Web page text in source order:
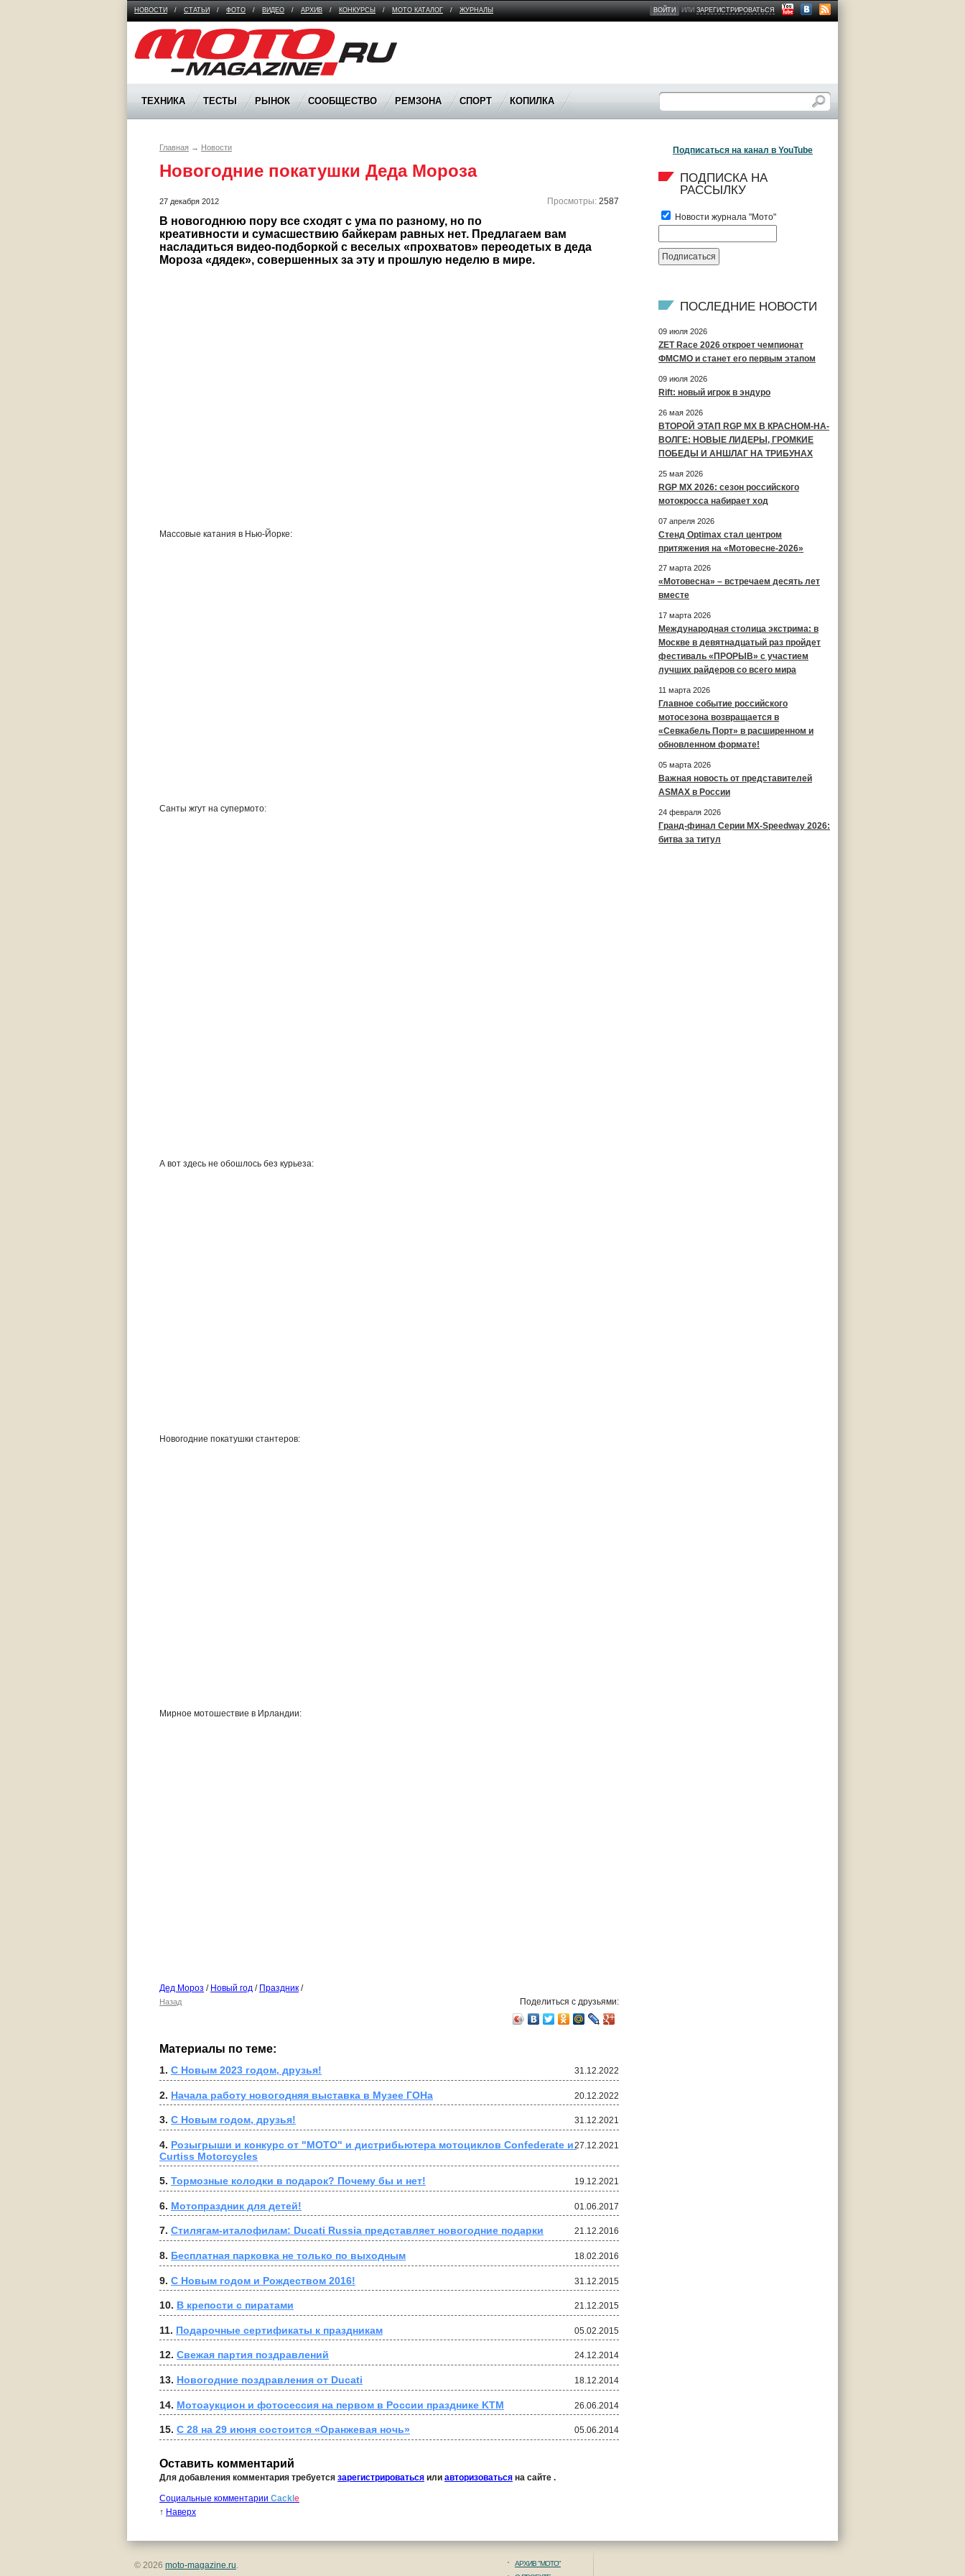
НОВОСТИ / СТАТЬИ / ФОТО / ВИДЕО / АРХИВ / КОНКУРСЫ / МОТО КАТАЛОГ / ЖУРНАЛЫ ВОЙТИ ИЛИЗАРЕГИСТРИРОВАТЬСЯ
Moto Magazine
ТЕХНИКА ТЕСТЫ РЫНОК СООБЩЕСТВО РЕМЗОНА СПОРТ КОПИЛКА
Главная → Новости
Новогодние покатушки Деда Мороза
Просмотры: 2587
27 декабря 2012
В новогоднюю пору все сходят с ума по разному, но по
креативности и сумасшествию байкерам равных нет. Предлагаем вам
насладиться видео-подборкой с веселых «прохватов» переодетых в деда
Мороза «дядек», совершенных за эту и прошлую неделю в мире.
Массовые катания в Нью-Йорке:
Санты жгут на супермото:
А вот здесь не обошлось без курьеза:
Новогодние покатушки стантеров:
Мирное мотошествие в Ирландии:
Дед Мороз / Новый год / Праздник /
Назад Поделиться с друзьями:
Материалы по теме:
31.12.2022
1. С Новым 2023 годом, друзья!
20.12.2022
2. Начала работу новогодняя выставка в Музее ГОНа
31.12.2021
3. С Новым годом, друзья!
27.12.2021
4. Розыгрыши и конкурс от "МОТО" и дистрибьютера мотоциклов Confederate и
Curtiss Motorcycles
19.12.2021
5. Тормозные колодки в подарок? Почему бы и нет!
01.06.2017
6. Мотопраздник для детей!
21.12.2016
7. Стилягам-италофилам: Ducati Russia представляет новогодние подарки
18.02.2016
8. Бесплатная парковка не только по выходным
31.12.2015
9. С Новым годом и Рождеством 2016!
21.12.2015
10. В крепости с пиратами
05.02.2015
11. Подарочные сертификаты к праздникам
24.12.2014
12. Свежая партия поздравлений
18.12.2014
13. Новогодние поздравления от Ducati
26.06.2014
14. Мотоаукцион и фотосессия на первом в России празднике KTM
05.06.2014
15. С 28 на 29 июня состоится «Оранжевая ночь»
Оставить комментарий
Для добавления комментария требуется зарегистрироваться или авторизоваться на сайте .
Социальные комментарии Cackl e
↑ Наверх
Подписаться на канал в YouTube
ПОДПИСКА НА
РАССЫЛКУ
Новости журнала "Мото"
ПОСЛЕДНИЕ НОВОСТИ
09 июля 2026
ZET Race 2026 откроет чемпионат
ФМСМО и станет его первым этапом
09 июля 2026
Rift: новый игрок в эндуро
26 мая 2026
ВТОРОЙ ЭТАП RGP MX В КРАСНОМ-НА-
ВОЛГЕ: НОВЫЕ ЛИДЕРЫ, ГРОМКИЕ
ПОБЕДЫ И АНШЛАГ НА ТРИБУНАХ
25 мая 2026
RGP MX 2026: сезон российского
мотокросса набирает ход
07 апреля 2026
Стенд Optimax стал центром
притяжения на «Мотовесне-2026»
27 марта 2026
«Мотовесна» – встречаем десять лет
вместе
17 марта 2026
Международная столица экстрима: в
Москве в девятнадцатый раз пройдет
фестиваль «ПРОРЫВ» с участием
лучших райдеров со всего мира
11 марта 2026
Главное событие российского
мотосезона возвращается в
«Севкабель Порт» в расширенном и
обновленном формате!
05 марта 2026
Важная новость от представителей
ASMAX в России
24 февраля 2026
Гранд-финал Серии MX-Speedway 2026:
битва за титул
© 2026 moto-magazine.ru.
АРХИВ "МОТО"